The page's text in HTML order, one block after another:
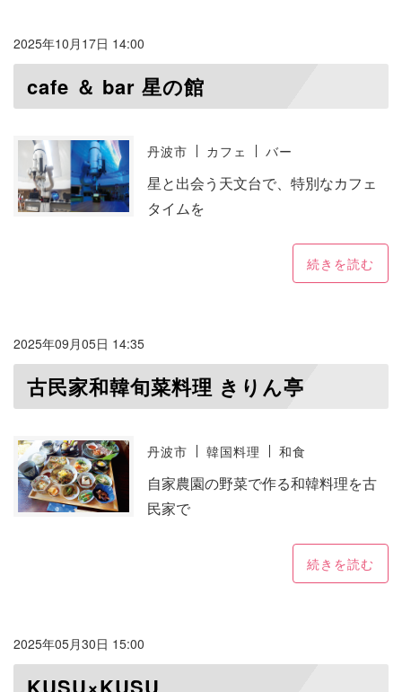
2025年10月17日 14:00
cafe ＆ bar 星の館
丹波市 カフェ バー
星と出会う天文台で、特別なカフェ
タイムを
続きを読む
2025年09月05日 14:35
古民家和韓旬菜料理 きりん亭
丹波市 韓国料理 和食
自家農園の野菜で作る和韓料理を古
民家で
続きを読む
2025年05月30日 15:00